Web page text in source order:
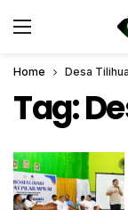
Home Desa Tilihua
Tag: